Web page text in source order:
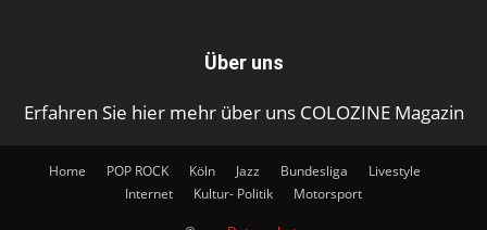
Über uns
Erfahren Sie hier mehr über uns COLOZINE Magazin
Home POP ROCK Köln Jazz Bundesliga
Livestyle
Internet
Kultur- Politik Motorsport